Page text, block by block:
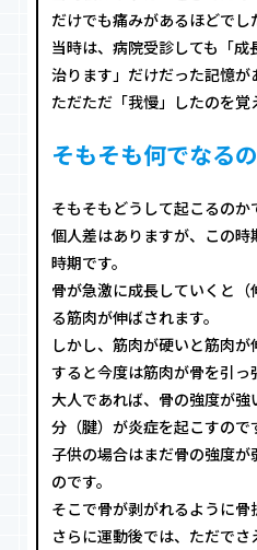
だけでも痛みがあるほどでし
当時は、病院受診しても「
治ります」だけだった記憶が
ただただ「我慢」したのを覚
そもそも何でなる
そもそもどうして起こるのか
個人差はありますが、この
時期です。
骨が急激に成長していくと
る筋肉が伸ばされます。
しかし、筋肉が硬いと筋肉が
すると今度は筋肉が骨を引っ
大人であれば、骨の強度が
分（腱）が炎症を起こすので
子供の場合はまだ骨の強度
のです。
そこで骨が剥がれるように骨
さらに運動後では、ただで